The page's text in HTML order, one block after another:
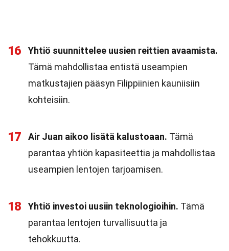
16
Yhtiö suunnittelee uusien reittien avaamista.
Tämä mahdollistaa entistä useampien
matkustajien pääsyn Filippiinien kauniisiin
kohteisiin.
17 Air Juan aikoo lisätä kalustoaan. Tämä
parantaa yhtiön kapasiteettia ja mahdollistaa
useampien lentojen tarjoamisen.
18 Yhtiö investoi uusiin teknologioihin. Tämä
parantaa lentojen turvallisuutta ja
tehokkuutta.